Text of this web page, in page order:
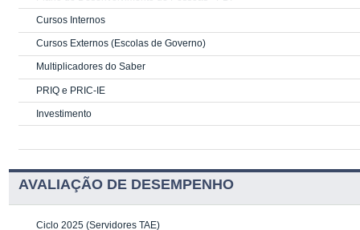
Cursos Internos
Cursos Externos (Escolas de Governo)
Multiplicadores do Saber
PRIQ e PRIC-IE
Investimento
AVALIAÇÃO DE DESEMPENHO
Ciclo 2025 (Servidores TAE)